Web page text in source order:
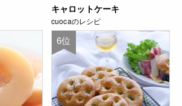
キャロットケーキ
cuocaのレシピ
6位